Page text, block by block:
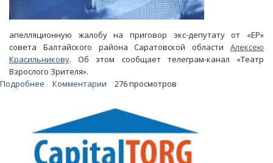
апелляционную жалобу на приговор экс-депутату от «ЕР»
совета Балтайского района Саратовской области Алексею
Красильникову. Об этом сообщает телеграм-канал «Театр
Взрослого Зрителя».
Подробнее
силе
приговор
приближенному
Комментарии 276 просмотров